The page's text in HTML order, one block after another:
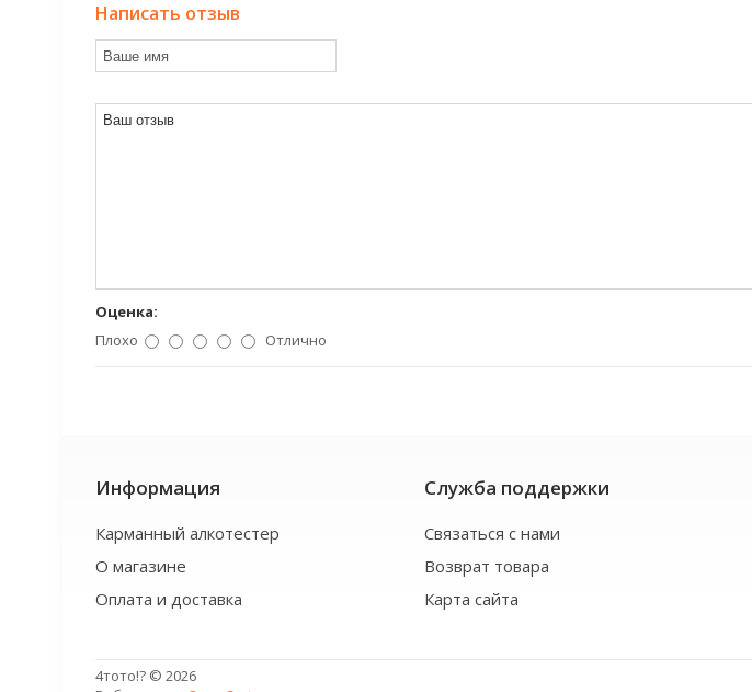
Написать отзыв
Оценка:
Плохо
Отлично
Информация
Карманный алкотестер
О магазине
Оплата и доставка
Служба поддержки
Связаться с нами
Возврат товара
Карта сайта
4тото!? © 2026